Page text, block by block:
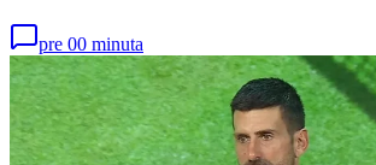
pre 00 minuta